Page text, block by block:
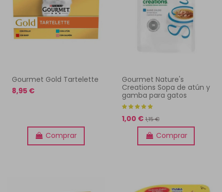
Gourmet Gold Tartelette
8,95 €
Comprar
Gourmet Nature's
Creations Sopa de atún y
gamba para gatos
1,00 €1,15 €
Comprar